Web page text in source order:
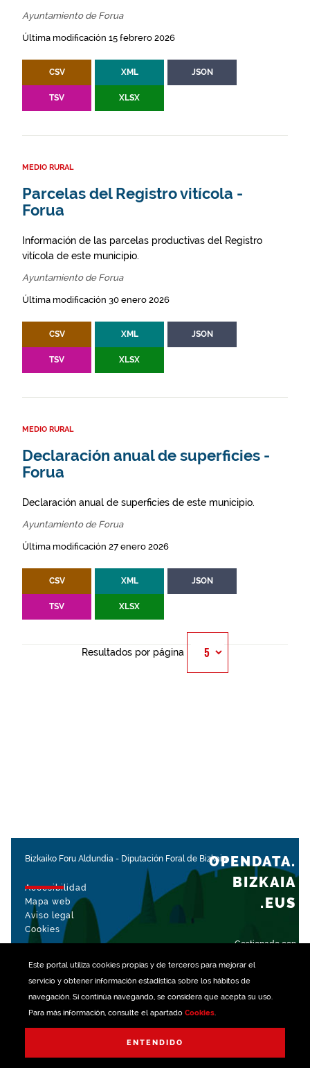
Este portal utiliza cookiespropias y de terceros para mejorar el
servicio y obtener información estadística sobre los hábitos de
navegación. Si continúa navegando, se considera que acepta su uso.
Para más información, consulte el apartado Cookies.
ENTENDIDO
Ayuntamiento de Forua
Última modificación 15 febrero 2026
CSV XML JSON
TSV XLSX
MEDIO RURAL
Parcelas del Registro vitícola -
Forua
Información de las parcelas productivas del Registro
vitícola de este municipio.
Ayuntamiento de Forua
Última modificación 30 enero 2026
CSV XML JSON
TSV XLSX
MEDIO RURAL
Declaración anual de superficies -
Forua
Declaración anual de superficies de este municipio.
Ayuntamiento de Forua
Última modificación 27 enero 2026
CSV XML JSON
TSV XLSX
Resultados por página
Bizkaiko Foru Aldundia - Diputación Foral de Bizkaia
Accesibilidad
Mapa web
Aviso legal
Cookies
Gestionado con
OPENDATA.
BIZKAIA
.EUS